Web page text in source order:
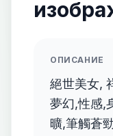
ОПИСАНИЕ
絕世美女,
夢幻,性感,
曠,筆觸蒼